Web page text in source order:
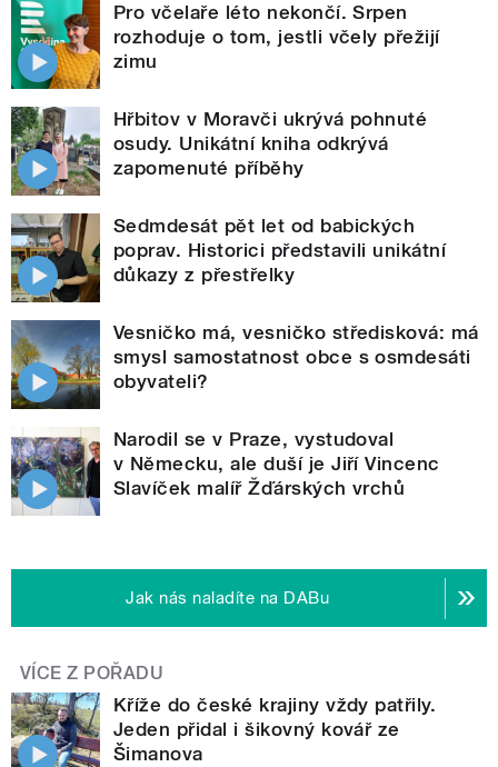
Pro včelaře léto nekončí. Srpen
rozhoduje o tom, jestli včely přežijí
zimu
Hřbitov v Moravči ukrývá pohnuté
osudy. Unikátní kniha odkrývá
zapomenuté příběhy
Sedmdesát pět let od babických
poprav. Historici představili unikátní
důkazy z přestřelky
Vesničko má, vesničko středisková: má
smysl samostatnost obce s osmdesáti
obyvateli?
Narodil se v Praze, vystudoval
v Německu, ale duší je Jiří Vincenc
Slavíček malíř Žďárských vrchů
Jak nás naladíte na DABu
VÍCE Z POŘADU
Kříže do české krajiny vždy patřily.
Jeden přidal i šikovný kovář ze
Šimanova